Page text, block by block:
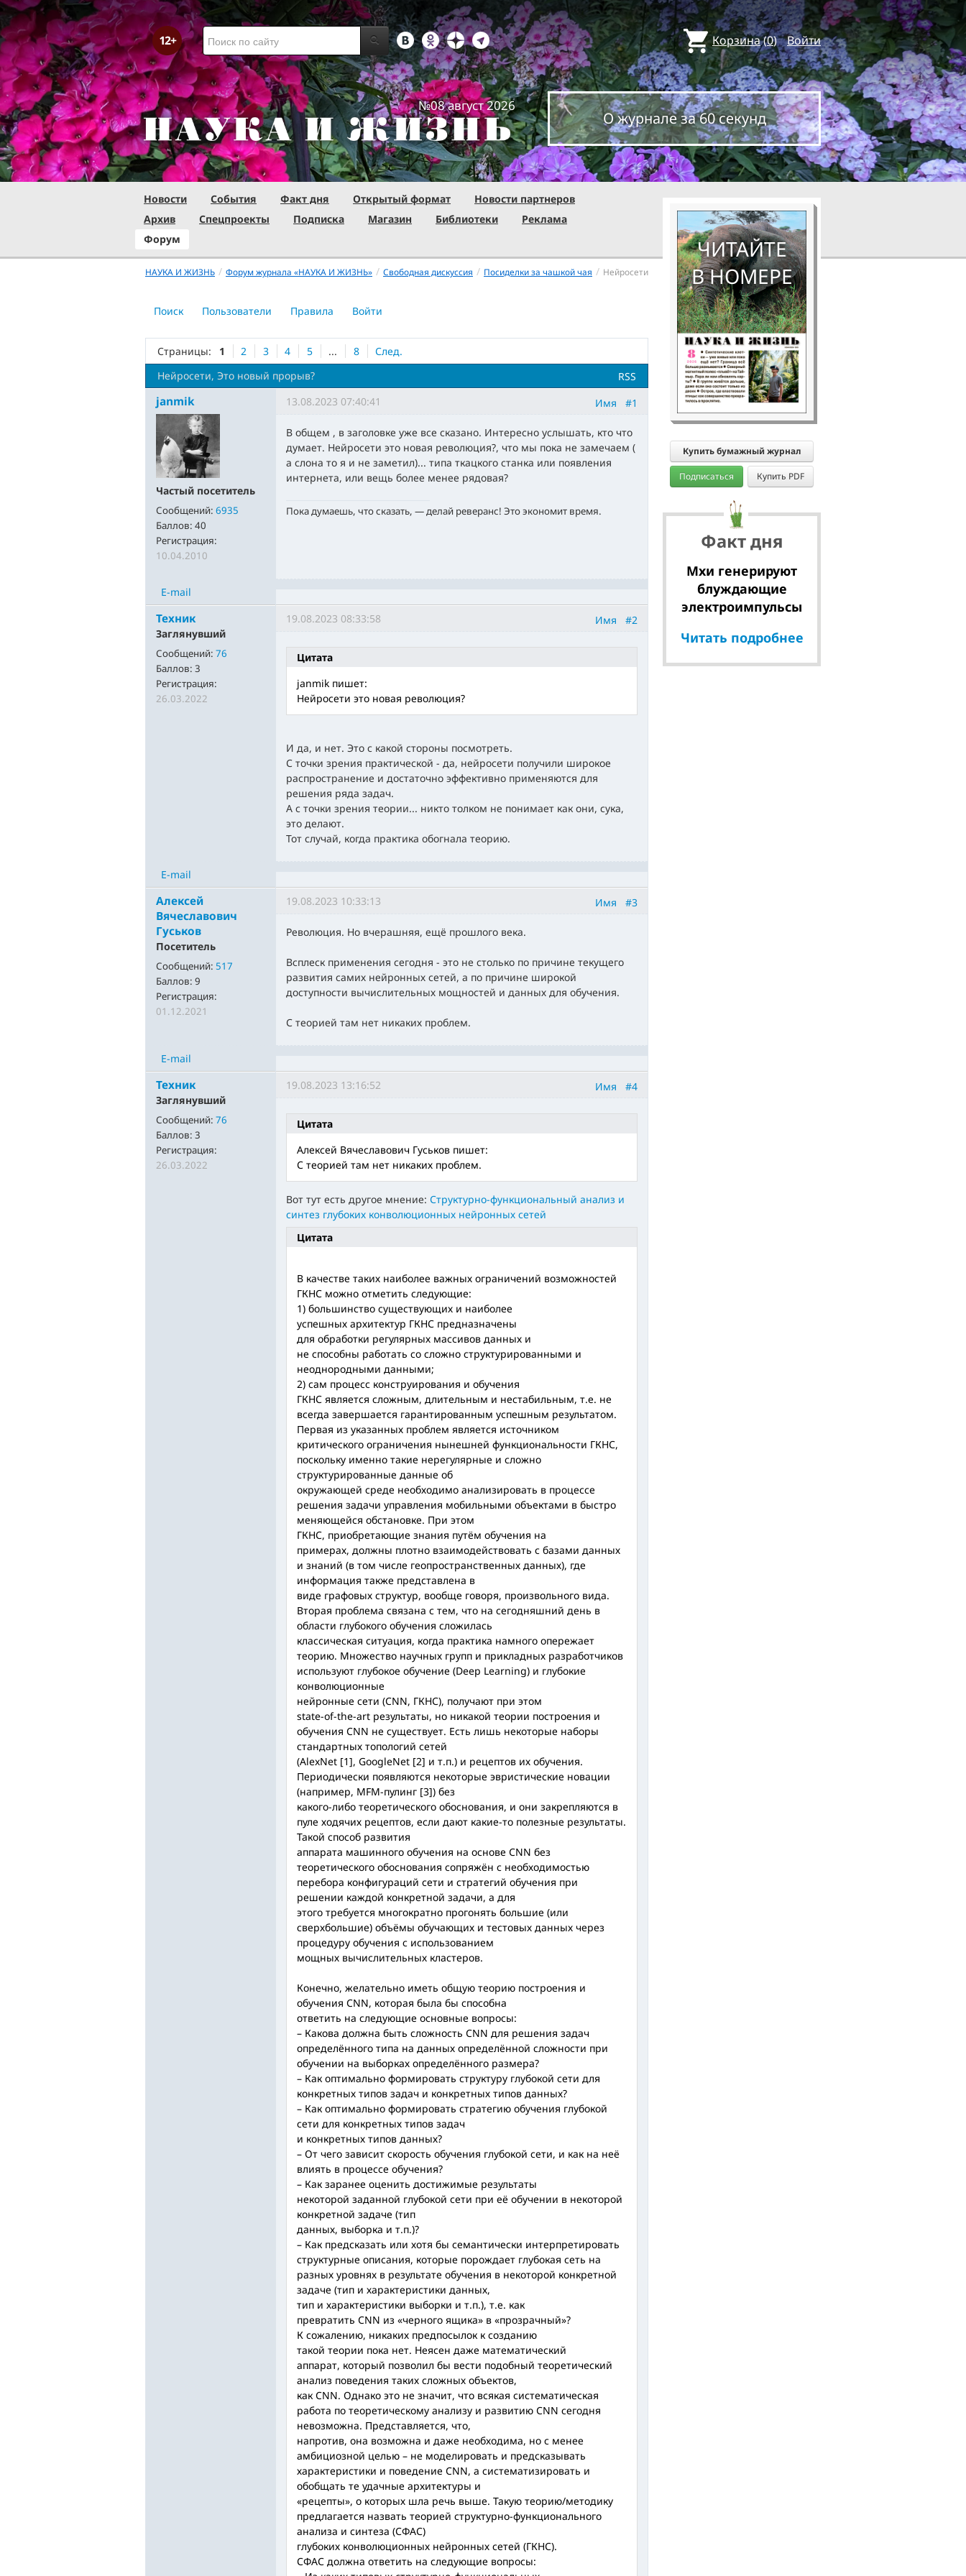
Корзина(0) Войти
№08 август 2026
О журнале за 60 секунд
Новости События Факт дня Открытый формат
Новости партнеров
Архив
Спецпроекты Подписка Магазин Библиотеки
Реклама
Форум
НАУКА И ЖИЗНЬ / Форум журнала «НАУКА И ЖИЗНЬ» / Свободная дискуссия / Посиделки за чашкой чая / Нейросети
Поиск Пользователи Правила Войти
Страницы: 1 2 3 4 5 ... 8
След.
RSS
Нейросети, Это новый прорыв?
janmik
Частый посетитель
Сообщений: 6935
Баллов: 40
Регистрация:
10.04.2010
Имя #1
13.08.2023 07:40:41
В общем , в заголовке уже все сказано. Интересно услышать, кто что
думает. Нейросети это новая революция?, что мы пока не замечаем (
а слона то я и не заметил)... типа ткацкого станка или появления
интернета, или вещь более менее рядовая?
Пока думаешь, что сказать, — делай реверанс! Это экономит время.
E-mail
Техник
Заглянувший
Сообщений: 76
Баллов: 3
Регистрация:
26.03.2022
Имя #2
19.08.2023 08:33:58
Цитата
janmik пишет:
Нейросети это новая революция?
И да, и нет. Это с какой стороны посмотреть.
С точки зрения практической - да, нейросети получили широкое
распространение и достаточно эффективно применяются для
решения ряда задач.
А с точки зрения теории... никто толком не понимает как они, сука,
это делают.
Тот случай, когда практика обогнала теорию.
E-mail
Алексей
Вячеславович
Гуськов
Посетитель
Сообщений: 517
Баллов: 9
Регистрация:
01.12.2021
Имя #3
19.08.2023 10:33:13
Революция. Но вчерашняя, ещё прошлого века.
Всплеск применения сегодня - это не столько по причине текущего
развития самих нейронных сетей, а по причине широкой
доступности вычислительных мощностей и данных для обучения.
С теорией там нет никаких проблем.
E-mail
Техник
Заглянувший
Сообщений: 76
Баллов: 3
Регистрация:
26.03.2022
Имя #4
19.08.2023 13:16:52
Цитата
Алексей Вячеславович Гуськов пишет:
С теорией там нет никаких проблем.
Вот тут есть другое мнение: Структурно-функциональный анализ и
синтез глубоких конволюционных нейронных сетей
Цитата
В качестве таких наиболее важных ограничений возможностей
ГКНС можно отметить следующие:
1) большинство существующих и наиболее
успешных архитектур ГКНС предназначены
для обработки регулярных массивов данных и
не способны работать со сложно структурированными и
неоднородными данными;
2) сам процесс конструирования и обучения
ГКНС является сложным, длительным и нестабильным, т.е. не
всегда завершается гарантированным успешным результатом.
Первая из указанных проблем является источником
критического ограничения нынешней функциональности ГКНС,
поскольку именно такие нерегулярные и сложно
структурированные данные об
окружающей среде необходимо анализировать в процессе
решения задачи управления мобильными объектами в быстро
меняющейся обстановке. При этом
ГКНС, приобретающие знания путём обучения на
примерах, должны плотно взаимодействовать с базами данных
и знаний (в том числе геопространственных данных), где
информация также представлена в
виде графовых структур, вообще говоря, произвольного вида.
Вторая проблема связана с тем, что на сегодняшний день в
области глубокого обучения сложилась
классическая ситуация, когда практика намного опережает
теорию. Множество научных групп и прикладных разработчиков
используют глубокое обучение (Deep Learning) и глубокие
конволюционные
нейронные сети (CNN, ГКНС), получают при этом
state-of-the-art результаты, но никакой теории построения и
обучения CNN не существует. Есть лишь некоторые наборы
стандартных топологий сетей
(AlexNet [1], GoogleNet [2] и т.п.) и рецептов их обучения.
Периодически появляются некоторые эвристические новации
(например, MFM-пулинг [3]) без
какого-либо теоретического обоснования, и они закрепляются в
пуле ходячих рецептов, если дают какие-то полезные результаты.
Такой способ развития
аппарата машинного обучения на основе CNN без
теоретического обоснования сопряжён с необходимостью
перебора конфигураций сети и стратегий обучения при
решении каждой конкретной задачи, а для
этого требуется многократно прогонять большие (или
сверхбольшие) объёмы обучающих и тестовых данных через
процедуру обучения с использованием
мощных вычислительных кластеров.
Конечно, желательно иметь общую теорию построения и
обучения CNN, которая была бы способна
ответить на следующие основные вопросы:
– Какова должна быть сложность CNN для решения задач
определённого типа на данных определённой сложности при
обучении на выборках определённого размера?
– Как оптимально формировать структуру глубокой сети для
конкретных типов задач и конкретных типов данных?
– Как оптимально формировать стратегию обучения глубокой
сети для конкретных типов задач
и конкретных типов данных?
– От чего зависит скорость обучения глубокой сети, и как на неё
влиять в процессе обучения?
– Как заранее оценить достижимые результаты
некоторой заданной глубокой сети при её обучении в некоторой
конкретной задаче (тип
данных, выборка и т.п.)?
– Как предсказать или хотя бы семантически интерпретировать
структурные описания, которые порождает глубокая сеть на
разных уровнях в результате обучения в некоторой конкретной
задаче (тип и характеристики данных,
тип и характеристики выборки и т.п.), т.е. как
превратить CNN из «черного ящика» в «прозрачный»?
К сожалению, никаких предпосылок к созданию
такой теории пока нет. Неясен даже математический
аппарат, который позволил бы вести подобный теоретический
анализ поведения таких сложных объектов,
как CNN. Однако это не значит, что всякая систематическая
работа по теоретическому анализу и развитию CNN сегодня
невозможна. Представляется, что,
напротив, она возможна и даже необходима, но с менее
амбициозной целью – не моделировать и предсказывать
характеристики и поведение CNN, а систематизировать и
обобщать те удачные архитектуры и
«рецепты», о которых шла речь выше. Такую теорию/методику
предлагается назвать теорией структурно-функционального
анализа и синтеза (СФАС)
глубоких конволюционных нейронных сетей (ГКНС).
СФАС должна ответить на следующие вопросы:
ЧИТАЙТЕ
В НОМЕРЕ
Купить бумажный журнал
Подписаться Купить PDF
Факт дня
Мхи генерируют
блуждающие
электроимпульсы
Читать подробнее